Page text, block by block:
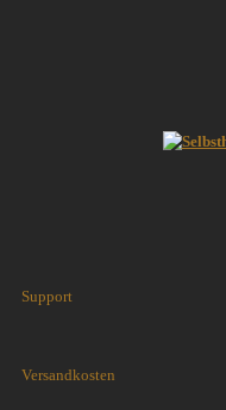
Support
Versandkosten